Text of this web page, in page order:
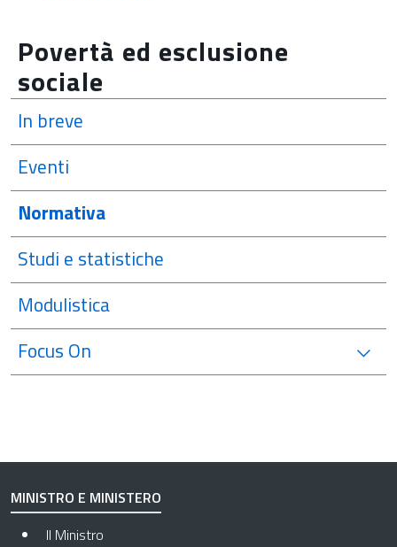
Povertà ed esclusione
sociale
In breve
Eventi
Normativa
Studi e statistiche
Modulistica
Focus On
MINISTRO E MINISTERO
Il Ministro